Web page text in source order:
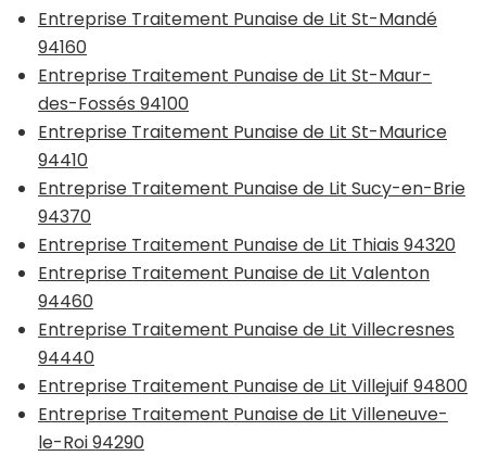
Entreprise Traitement Punaise de Lit St-Mandé
94160
Entreprise Traitement Punaise de Lit St-Maur-
des-Fossés 94100
Entreprise Traitement Punaise de Lit St-Maurice
94410
Entreprise Traitement Punaise de Lit Sucy-en-Brie
94370
Entreprise Traitement Punaise de Lit Thiais 94320
Entreprise Traitement Punaise de Lit Valenton
94460
Entreprise Traitement Punaise de Lit Villecresnes
94440
Entreprise Traitement Punaise de Lit Villejuif 94800
Entreprise Traitement Punaise de Lit Villeneuve-
le-Roi 94290